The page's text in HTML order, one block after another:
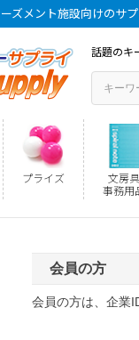
ズメント施設向けのサ
話題のキ
プライズ
文房具
事務用
会員の方
会員の方は、企業